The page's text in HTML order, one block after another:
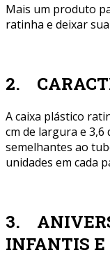
Mais um produto
ratinha e deixar
2.
A caixa plástico
cm de largura e 3,6
semelhantes ao
unidades em cada
3.
INFANTIS E